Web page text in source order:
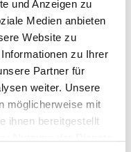
und Anzeigen zu
Medien anbieten
Website zu
zu Ihrer
Partner für
weiter. Unsere
möglicherweise mit
ihnen bereitgestellt
und
–
Workshops